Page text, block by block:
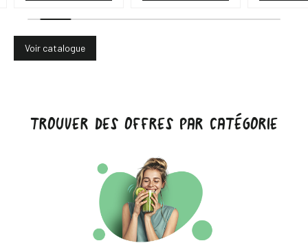
Voir catalogue
TROUVER DES OFFRES PAR CATÉGORIE